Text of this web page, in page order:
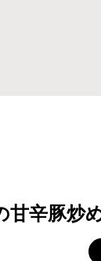
辛豚炒